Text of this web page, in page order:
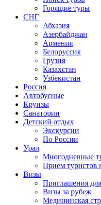
Горящие туры
СНГ
Абхазия
Азербайджан
Армения
Белоруссия
Грузия
Казахстан
Узбекистан
Россия
Автобусные
Круизы
Санатории
Детский отдых
Экскурсии
По России
Урал
Многодневные
Прием туристов
Визы
Приглашения
Визы за рубеж
Медицинская